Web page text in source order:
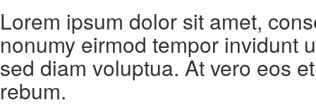
Lorem ipsum dolor sit amet,
nonumy eirmod tempor invidunt
sed diam voluptua. At vero eos
rebum.